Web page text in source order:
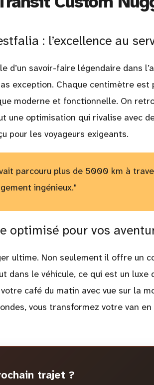
: l’excellence au
d’un savoir-faire légendaire dans
exception. Chaque centimètre est
moderne et fonctionnelle. On
une optimisation qui rivalise avec
pour les voyageurs exigeants.
parcouru plus de 5000 km à
ingénieux."
optimisé pour vos
ultime. Non seulement il offre un
dans le véhicule, ce qui est un luxe
café du matin avec vue sur la
vous transformez votre van
trajet ?